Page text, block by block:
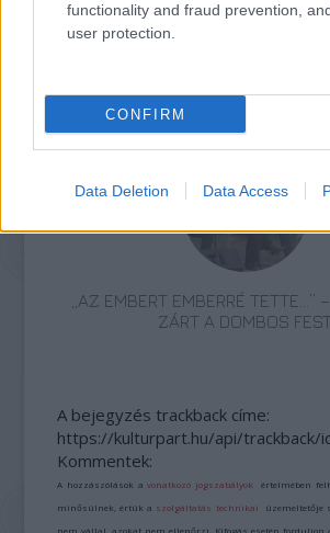
functionality and fraud prevention,
user protection.
CONFIRM
Data Deletion Data Access
AZ EMBERSÉG ÜNNEPE
„AZ EMBERT EMBERRÉ TETTE…”
ZÁRT A DOMBOS FEST
A bejegyzés trackback címe:
https://kulturpart.hu/api/trackback/
Kommentek:
A hozzászólások avonatkozó jogszabályok értelmében
minősülnek, értük a szolgáltatás technikai üzemeltetője
nem vállal, azokat nem ellenőrzi. Kifogás esetén forduljon